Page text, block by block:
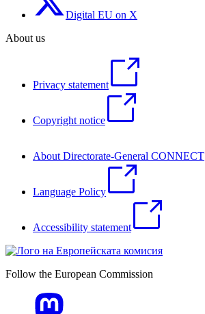
Digital EU on X
About us
Privacy statement
Copyright notice
About Directorate-General CONNECT
Language Policy
Accessibility statement
Follow the European Commission